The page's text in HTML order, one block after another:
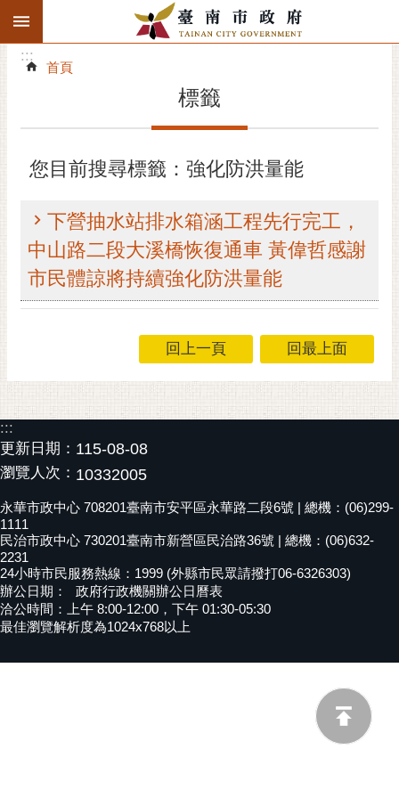
跳到主要內容區塊
搜
階
精彩府城
市府團隊
主題服務
黃
偉
哲
螢
光
花
泉
桐
花
祭
:::
:::
首頁
標籤
您目前搜尋標籤：強化防洪量能
下營抽水站排水箱涵工程先行完工，
中山路二段大溪橋恢復通車 黃偉哲感謝
市民體諒將持續強化防洪量能
回上一頁 回最上面
:::
更新日期： 115-08-08
瀏覽人次： 10332005
永華市政中心 708201臺南市安平區永華路二段6號 | 總機：(06)299-
1111
民治市政中心 730201臺南市新營區民治路36號 | 總機：(06)632-
2231
24小時市民服務熱線：1999 (外縣市民眾請撥打06-6326303)
辦公日期：
政府行政機關辦公日曆表
洽公時間：上午 8:00-12:00，下午 01:30-05:30
最佳瀏覽解析度為1024x768以上